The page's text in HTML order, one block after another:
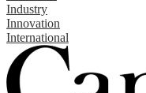
Industry
Innovation
International